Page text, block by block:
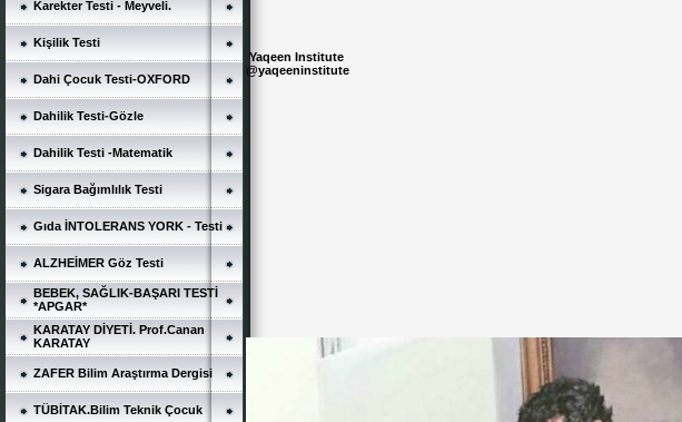
Karekter Testi - Meyveli.
Kişilik Testi
Dahi Çocuk Testi-OXFORD
Dahilik Testi-Gözle
Dahilik Testi -Matematik
Sigara Bağımlılık Testi
Gıda İNTOLERANS YORK - Testi
ALZHEİMER Göz Testi
BEBEK, SAĞLIK-BAŞARI TESTİ
*APGAR*
KARATAY DİYETİ. Prof.Canan
KARATAY
ZAFER Bilim Araştırma Dergisi
TÜBİTAK.Bilim Teknik Çocuk
Yaqeen Institute
@yaqeeninstitute